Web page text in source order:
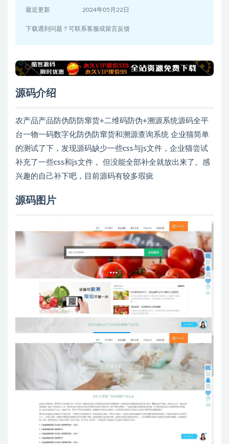
最近更新 2024年05月22日
下载遇到问题？可联系客服或留言反馈
源码介绍
农产品产品防伪防防窜货+二维码防伪+溯源系统源码全平
台一物一码数字化防伪防窜货和溯源查询系统 企业猫简单
的测试了下，发现源码缺少一些css与js文件，企业猫尝试
补充了一些css和js文件， 但没能全部补全就放出来了。感
兴趣的自己补下吧，目前源码有较多瑕疵
源码图片